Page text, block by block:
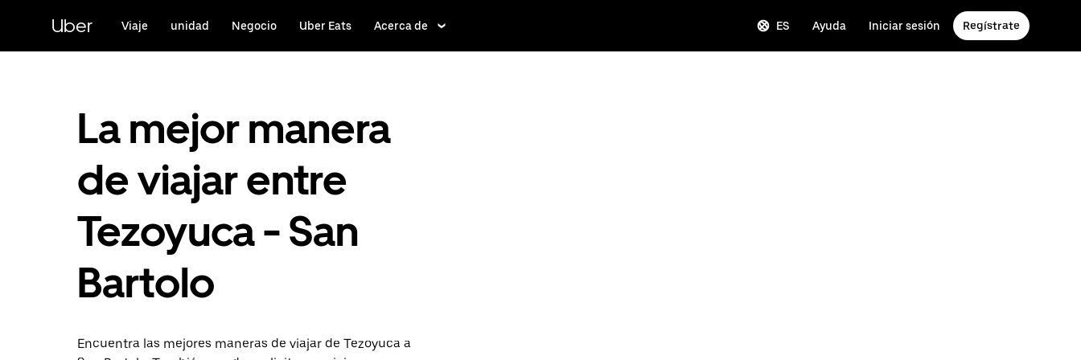
contenido
principal
Uber Viaje unidad Negocio Uber Eats Acerca de ES Ayuda Iniciar sesión Regístrate
La mejor manera
de viajar entre
Tezoyuca - San
Bartolo
Encuentra las mejores maneras de viajar de Tezoyuca a